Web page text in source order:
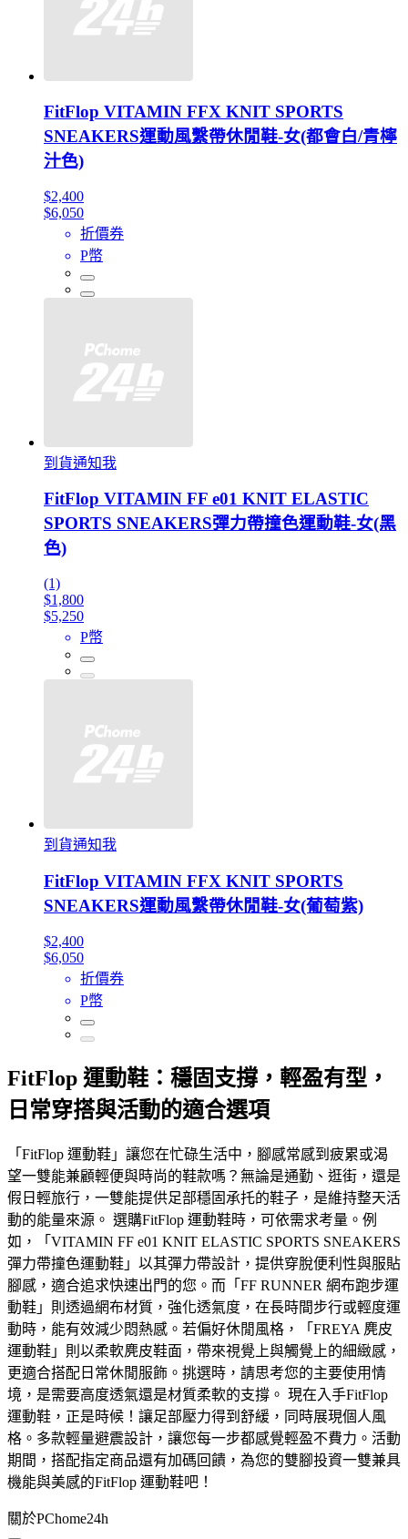
FitFlop VITAMIN FFX KNIT SPORTS
SNEAKERS運動風繫帶休閒鞋-女(都會白/青檸
汁色)
$2,400
$6,050
折價券
P幣
到貨通知我
FitFlop VITAMIN FF e01 KNIT ELASTIC
SPORTS SNEAKERS彈力帶撞色運動鞋-女(黑
色)
(1)
$1,800
$5,250
P幣
到貨通知我
FitFlop VITAMIN FFX KNIT SPORTS
SNEAKERS運動風繫帶休閒鞋-女(葡萄紫)
$2,400
$6,050
折價券
P幣
FitFlop 運動鞋：穩固支撐，輕盈有型，
日常穿搭與活動的適合選項
「FitFlop 運動鞋」讓您在忙碌生活中，腳感常感到疲累或渴
望一雙能兼顧輕便與時尚的鞋款嗎？無論是通勤、逛街，還是
假日輕旅行，一雙能提供足部穩固承托的鞋子，是維持整天活
動的能量來源。 選購FitFlop 運動鞋時，可依需求考量。例
如，「VITAMIN FF e01 KNIT ELASTIC SPORTS SNEAKERS
彈力帶撞色運動鞋」以其彈力帶設計，提供穿脫便利性與服貼
腳感，適合追求快速出門的您。而「FF RUNNER 網布跑步運
動鞋」則透過網布材質，強化透氣度，在長時間步行或輕度運
動時，能有效減少悶熱感。若偏好休閒風格，「FREYA 麂皮
運動鞋」則以柔軟麂皮鞋面，帶來視覺上與觸覺上的細緻感，
更適合搭配日常休閒服飾。挑選時，請思考您的主要使用情
境，是需要高度透氣還是材質柔軟的支撐。 現在入手FitFlop
運動鞋，正是時候！讓足部壓力得到舒緩，同時展現個人風
格。多款輕量避震設計，讓您每一步都感覺輕盈不費力。活動
期間，搭配指定商品還有加碼回饋，為您的雙腳投資一雙兼具
機能與美感的FitFlop 運動鞋吧！
關於PChome24h